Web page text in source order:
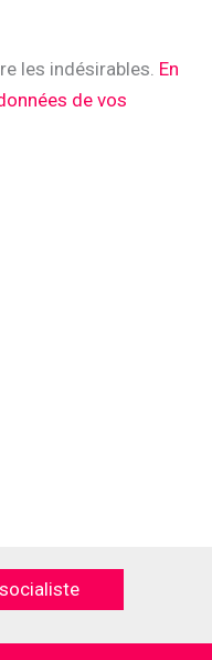
les indésirables. En
de vos